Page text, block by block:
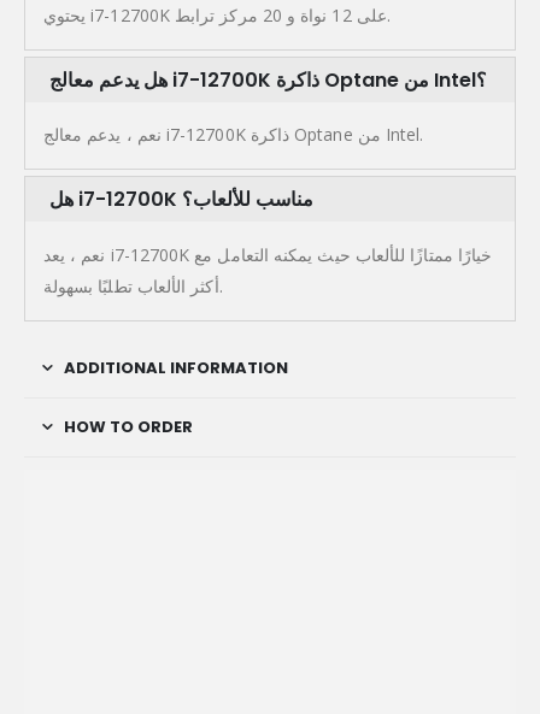
يحتوي i7-12700K على 12 نواة و 20 مركز ترابط.
هل يدعم معالج i7-12700K ذاكرة Optane من Intel؟
نعم ، يدعم معالج i7-12700K ذاكرة Optane من Intel.
هل i7-12700K مناسب للألعاب؟
نعم ، يعد i7-12700K خيارًا ممتازًا للألعاب حيث يمكنه التعامل مع
أكثر الألعاب تطلبًا بسهولة.
ADDITIONAL INFORMATION
HOW TO ORDER